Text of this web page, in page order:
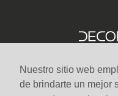
Nuestro sitio web
de brindarte un mejor